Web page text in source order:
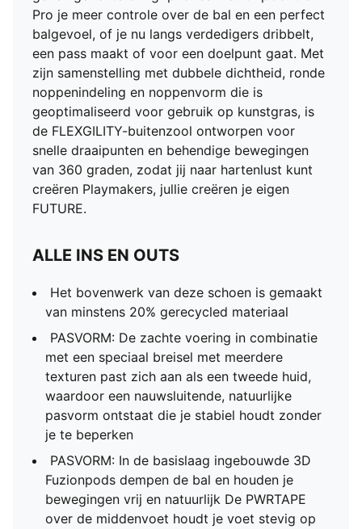
behendige bewegingen van 360 graden
AG: Geschikt voor gebruik op kunstgras
OrthoLite O-Therm™-binnenzool met aerogel
Pro je meer controle over de bal en een perfect
balgevoel, of je nu langs verdedigers dribbelt,
een pass maakt of voor een doelpunt gaat. Met
zijn samenstelling met dubbele dichtheid, ronde
noppenindeling en noppenvorm die is
geoptimaliseerd voor gebruik op kunstgras, is
de FLEXGILITY-buitenzool ontworpen voor
snelle draaipunten en behendige bewegingen
van 360 graden, zodat jij naar hartenlust kunt
creëren Playmakers, jullie creëren je eigen
FUTURE.
ALLE INS EN OUTS
Het bovenwerk van deze schoen is gemaakt
van minstens 20% gerecycled materiaal
PASVORM: De zachte voering in combinatie
met een speciaal breisel met meerdere
texturen past zich aan als een tweede huid,
waardoor een nauwsluitende, natuurlijke
pasvorm ontstaat die je stabiel houdt zonder
je te beperken
PASVORM: In de basislaag ingebouwde 3D
Fuzionpods dempen de bal en houden je
bewegingen vrij en natuurlijk De PWRTAPE
over de middenvoet houdt je voet stevig op